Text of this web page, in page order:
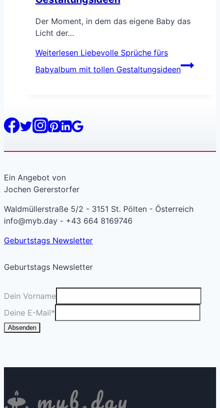
Der Moment, in dem das eigene Baby das
Licht der…
Weiterlesen Liebevolle Sprüche fürs
Babyalbum mit tollen Gestaltungsideen
Ein Angebot von
Jochen Gererstorfer
Waldmüllerstraße 5/2 - 3151 St. Pölten - Österreich
info@myb.day - +43 664 8169746
Geburtstags Newsletter
Geburtstags Newsletter
Dein Vorname
Deine E-Mail*
Absenden